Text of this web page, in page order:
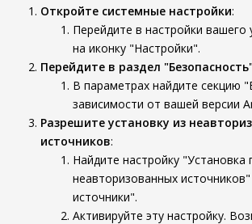
Откройте системные настройки:
Перейдите в настройки вашего
на иконку "Настройки".
Перейдите в раздел
В параметрах найдите секцию
зависимости от вашей версии
Разрешите установку из
источников:
Найдите настройку "Установка
неавторизованных
источники".
Активируйте эту настройку.